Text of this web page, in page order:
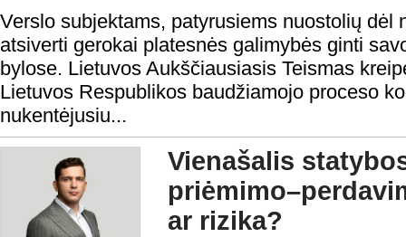
Verslo subjektams, patyrusiems nuostolių dėl
atsiverti gerokai platesnės galimybės ginti
bylose. Lietuvos Aukščiausiasis Teismas
Lietuvos Respublikos baudžiamojo proceso
nukentėjusiu...
Vienašalis
ar rizika?